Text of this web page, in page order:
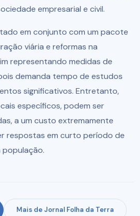
empresarial e civil.
em conjunto com um pacote
viária e reformas na
representando medidas de
demanda tempo de estudos
significativos. Entretanto,
específicos, podem ser
a um custo extremamente
respostas em curto período de
Mais de Jornal Folha da Terra